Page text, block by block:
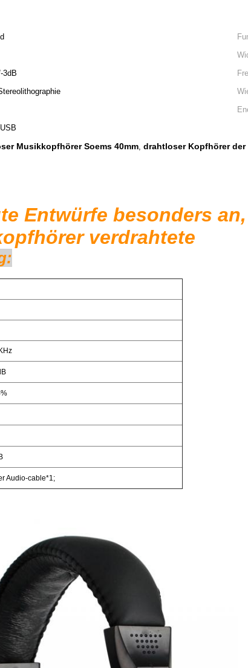
3dB
Musikkopfhörer Soems 40mm, drahtloser Kopfhörer der
Entwürfe besonders
verdrahtete
Audio-cable*1;